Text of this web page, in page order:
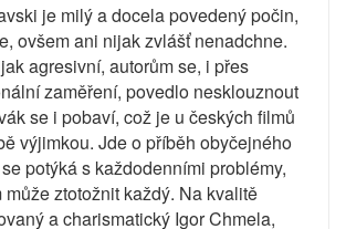
je milý a docela povedený počin,
ovšem ani nijak zvlášť nenadchne.
agresivní, autorům se, i přes
zaměření, povedlo nesklouznout
se i pobaví, což je u českých filmů
výjimkou. Jde o příběh obyčejného
potýká s každodenními problémy,
může ztotožnit každý. Na kvalitě
a charismatický Igor Chmela,